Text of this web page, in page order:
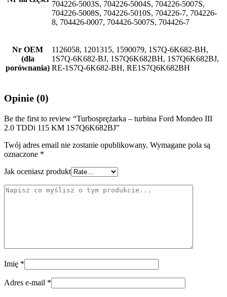
704226-5003S, 704226-5004S, 704226-5007S,
704226-5008S, 704226-5010S, 704226-7, 704226-
8, 704426-0007, 704426-5007S, 704426-7
Nr OEM
(dla
porównania)
1126058, 1201315, 1590079, 1S7Q-6K682-BH,
1S7Q-6K682-BJ, 1S7Q6K682BH, 1S7Q6K682BJ,
RE-1S7Q-6K682-BH, RE1S7Q6K682BH
Opinie (0)
Be the first to review “Turbosprężarka – turbina Ford Mondeo III
2.0 TDDi 115 KM 1S7Q6K682BJ”
Twój adres email nie zostanie opublikowany. Wymagane pola są
oznaczone *
Jak oceniasz produkt
Imię *
Adres e-mail *